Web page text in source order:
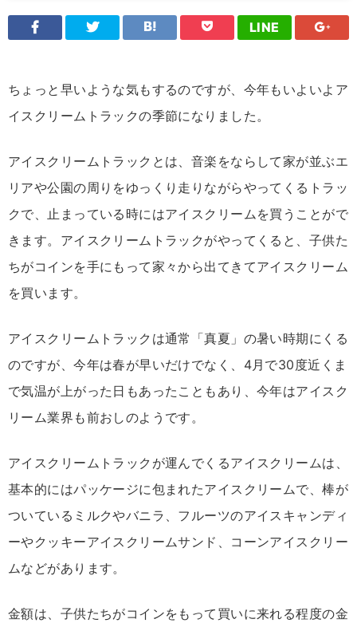
LINE
ちょっと早いような気もするのですが、今年もいよいよア
イスクリームトラックの季節になりました。
アイスクリームトラックとは、音楽をならして家が並ぶエ
リアや公園の周りをゆっくり走りながらやってくるトラッ
クで、止まっている時にはアイスクリームを買うことがで
きます。アイスクリームトラックがやってくると、子供た
ちがコインを手にもって家々から出てきてアイスクリーム
を買います。
アイスクリームトラックは通常「真夏」の暑い時期にくる
のですが、今年は春が早いだけでなく、4月で30度近くま
で気温が上がった日もあったこともあり、今年はアイスク
リーム業界も前おしのようです。
アイスクリームトラックが運んでくるアイスクリームは、
基本的にはパッケージに包まれたアイスクリームで、棒が
ついているミルクやバニラ、フルーツのアイスキャンディ
ーやクッキーアイスクリームサンド、コーンアイスクリー
ムなどがあります。
金額は、子供たちがコインをもって買いに来れる程度の金